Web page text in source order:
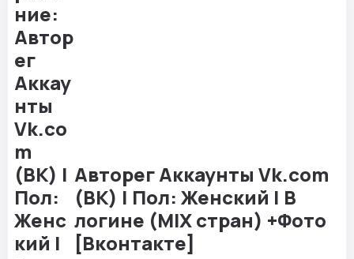
Авторег Аккаунты Vk.com
(ВК) | Пол: Женский | В
логине (MIX стран) +Фото
[Вконтакте]